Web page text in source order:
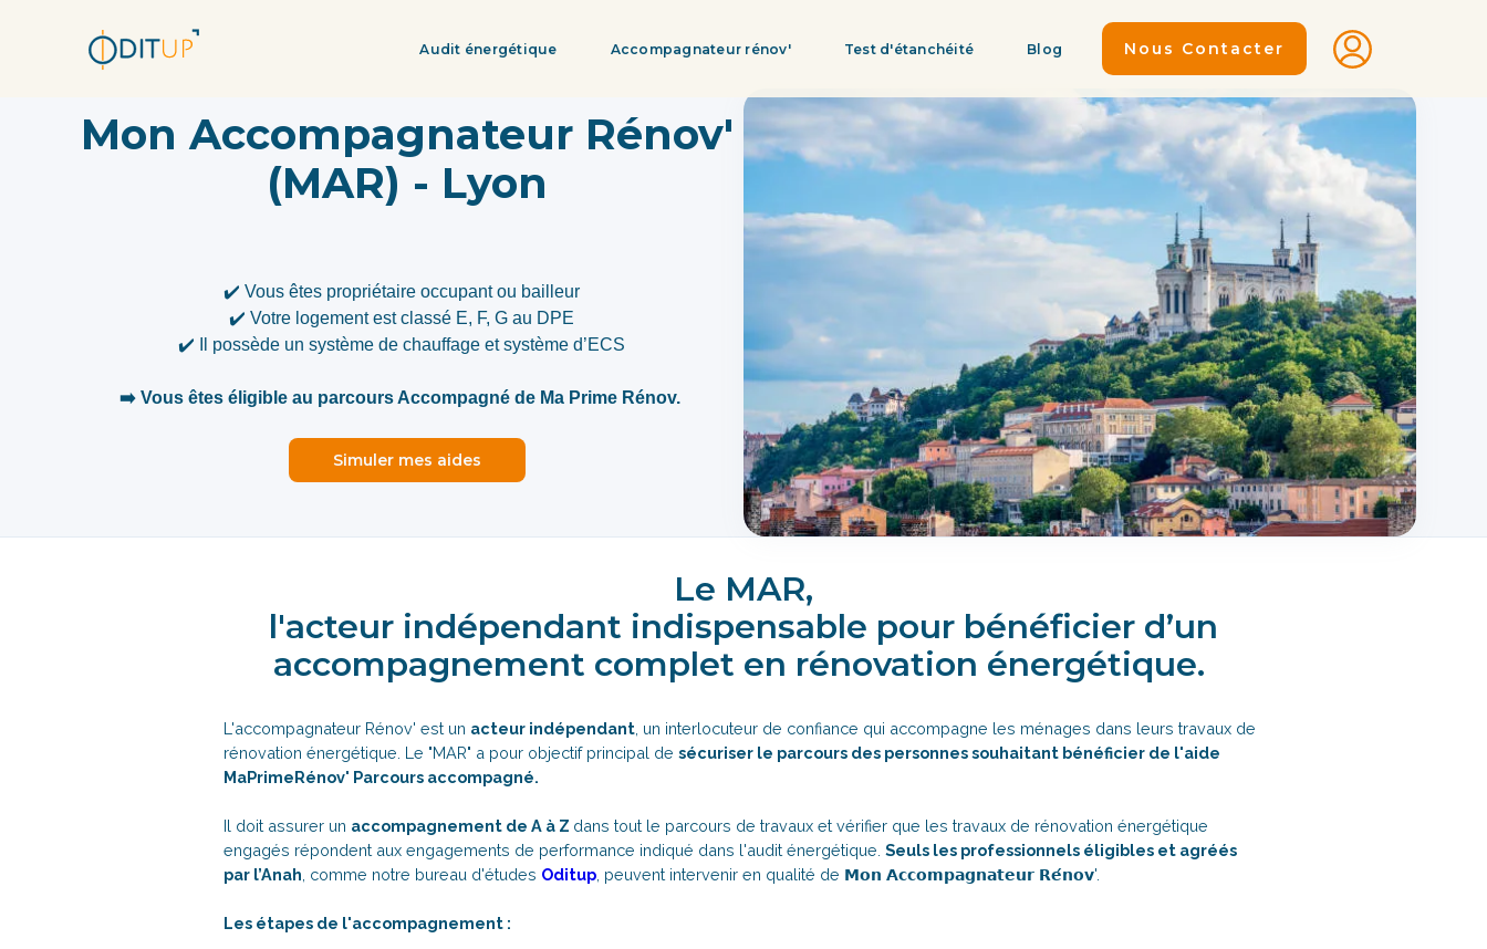
Audit énergétique Accompagnateur rénov' Test d'étanchéité Blog Nous Contacter
Mon Accompagnateur Rénov'
(MAR) - Lyon
✔️ Vous êtes propriétaire occupant ou bailleur
✔️ Votre logement est classé E, F, G au DPE
✔️ Il possède un système de chauffage et système d’ECS
➡️ Vous êtes éligible au parcours Accompagné de Ma Prime Rénov.
Simuler mes aides
Le MAR,
l'acteur indépendant indispensable pour bénéficier d’un
accompagnement complet en rénovation énergétique.
L'accompagnateur Rénov' est un acteur indépendant , un interlocuteur de confiance qui accompagne les ménages dans leurs travaux de
rénovation énergétique. Le "MAR" a pour objectif principal de sécuriser le parcours des personnes souhaitant bénéficier de l'aide
MaPrimeRénov' Parcours accompagné.
Il doit assurer un accompagnement de A à Z dans tout le parcours de travaux et vérifier que les travaux de rénovation énergétique
engagés répondent aux engagements de performance indiqué dans l'audit énergétique. Seuls les professionnels éligibles et agréés
par l’Anah , comme notre bureau d'études Oditup , peuvent intervenir en qualité de 𝗠𝗼𝗻 𝗔𝗰𝗰𝗼𝗺𝗽𝗮𝗴𝗻𝗮𝘁𝗲𝘂𝗿 𝗥𝗲́𝗻𝗼𝘃'.
Les étapes de l'accompagnement :